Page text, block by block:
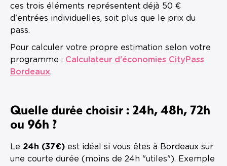
ces trois éléments représentent déjà 50 €
d'entrées individuelles, soit plus que le prix du
pass.
Pour calculer votre propre estimation selon votre
programme : Calculateur d'économies CityPass
Bordeaux.
Quelle durée choisir : 24h, 48h, 72h
ou 96h ?
Le 24h (37€) est idéal si vous êtes à Bordeaux sur
une courte durée (moins de 24h "utiles"). Exemple